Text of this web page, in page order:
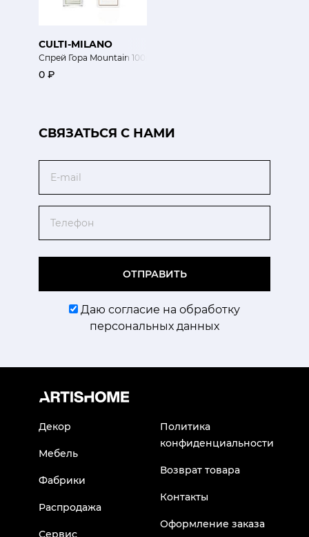
CULTI-MILANO
Спрей Гора Mountain 100мл
0 ₽
CВЯЗАТЬСЯ С НАМИ
ОТПРАВИТЬ
Даю согласие на обработку
персональных данных
Декор
Мебель
Фабрики
Распродажа
Сервис
Политика
конфиденциальности
Возврат товара
Контакты
Оформление заказа